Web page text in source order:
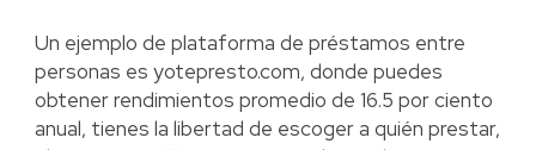
Un ejemplo de plataforma de préstamos entre
personas es yotepresto.com, donde puedes
obtener rendimientos promedio de 16.5 por ciento
anual, tienes la libertad de escoger a quién prestar,